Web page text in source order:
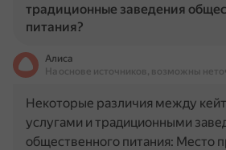
традиционные заведения
питания?
Алиса
На основе источников, возможны
Некоторые различия между
услугами и традиционными
общественного питания: Место